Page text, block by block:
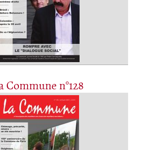
Commune n°128